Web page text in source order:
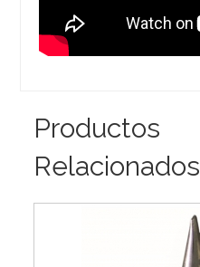
Productos
Relacionados